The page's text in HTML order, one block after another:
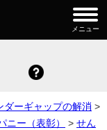
メニュー
ダーギャップの解消 >
ニー（表彰） > せん